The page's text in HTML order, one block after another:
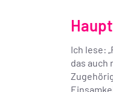
Ich lese:
das auch